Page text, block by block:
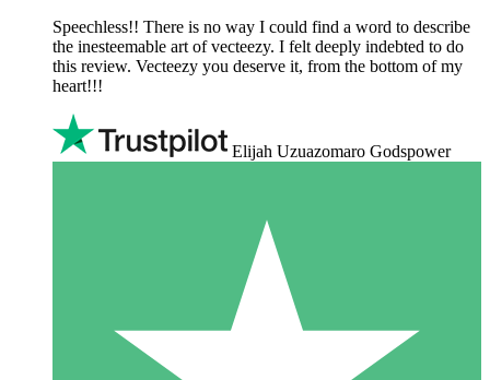
Speechless!! There is no way I could find a word to describe
the inesteemable art of vecteezy. I felt deeply indebted to do
this review. Vecteezy you deserve it, from the bottom of my
heart!!!
Elijah Uzuazomaro Godspower